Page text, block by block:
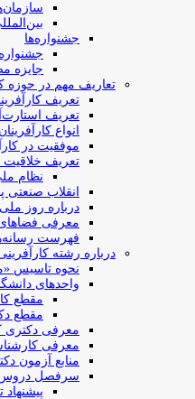
جشنواره‌ها
تعاریف مهم در حوزه
تعریف
تعریف
انواع کارآفرینان
موفقیت در
تعریف خلاقیت
نظام
انقلاب صنعتی
درباره روز
معرفی
فهرست
درباره رشته
نحوه تاسیس
واحدهای
مقطع
مقطع
معرفی دکتری
معرفی
منابع آزمون
سرفصل دروس